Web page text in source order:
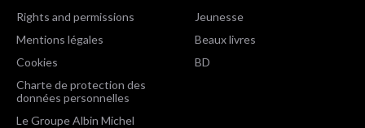
Rights and permissions
Mentions légales
Cookies
Charte de protection des
données personnelles
Le Groupe Albin Michel
Jeunesse
Beaux livres
BD